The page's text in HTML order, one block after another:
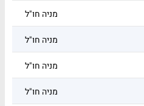
מניה חו"ל
מניה חו"ל
מניה חו"ל
מניה חו"ל